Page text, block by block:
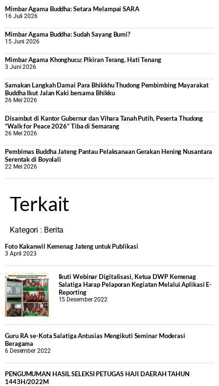
Mimbar Agama Buddha: Setara Melampai SARA
16 Juli 2026
Mimbar Agama Buddha: Sudah Sayang Bumi?
15 Juni 2026
Mimbar Agama Khonghucu: Pikiran Terang, Hati Tenang
3 Juni 2026
Samakan Langkah Damai Para Bhikkhu Thudong Pembimbing Mayarakat
Buddha Ikut Jalan Kaki bersama Bhikku
26 Mei 2026
Disambut di Kantor Gubernur dan Vihara Tanah Putih, Peserta Thudong
“Walk for Peace 2026” Tiba di Semarang
26 Mei 2026
‎Pembimas Buddha Jateng Pantau Pelaksanaan Gerakan Hening Nusantara
Serentak di Boyolali
22 Mei 2026
Terkait
Kategori : Berita
Foto Kakanwil Kemenag Jateng untuk Publikasi
3 April 2023
Ikuti Webinar Digitalisasi, Ketua DWP Kemenag
Salatiga Harap Pelaporan Kegiatan Melalui Aplikasi E-
Reporting
15 Desember 2022
Guru RA se-Kota Salatiga Antusias Mengikuti Seminar Moderasi
Beragama
6 Desember 2022
PENGUMUMAN HASIL SELEKSI PETUGAS HAJI DAERAH TAHUN
1443H/2022M